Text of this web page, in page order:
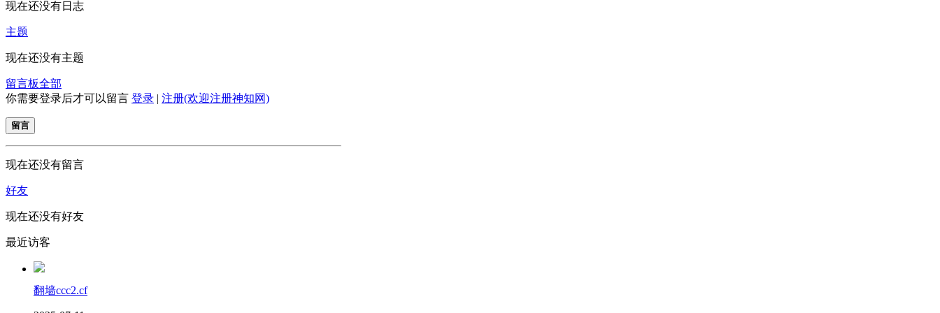
现在还没有日志
主题
现在还没有主题
留言板全部
你需要登录后才可以留言 登录 | 注册(欢迎注册神知网)
留言
现在还没有留言
好友
现在还没有好友
最近访客
翻墙ccc2.cf